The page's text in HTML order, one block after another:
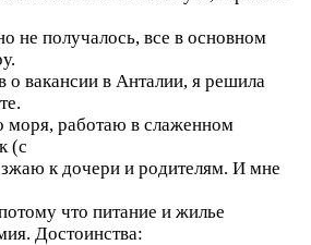
не получалось, все в основном
о вакансии в Анталии, я решила
моря, работаю в слаженном
(с
к дочери и родителям. И мне
что питание и жилье
Достоинства: